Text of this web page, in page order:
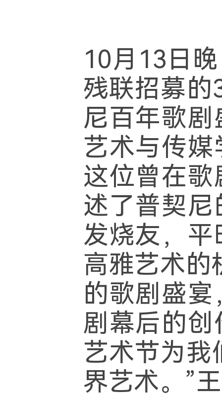
10月13日
残联招募的
尼百年歌
艺术与传
这位曾在
述了普契
发烧友，
高雅艺术的
的歌剧盛
剧幕后的
艺术节为我
界艺术。”